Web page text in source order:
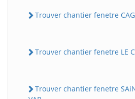
Trouver chantier fenetre
Trouver chantier fenetre LE
Trouver chantier fenetre